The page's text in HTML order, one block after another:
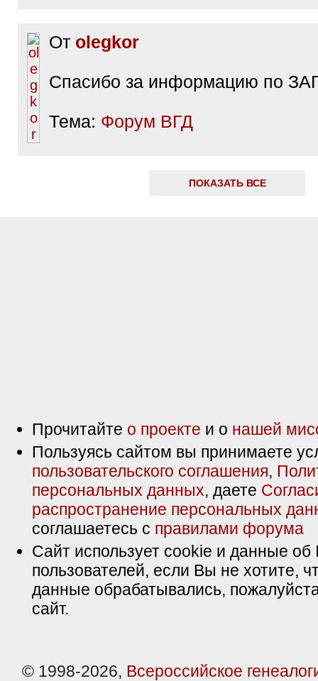
От olegkor
Спасибо за информацию по
Тема: Форум ВГД
ПОКАЗАТЬ ВСЕ
Прочитайте о проекте и о нашей
Пользуясь сайтом вы принимаете
пользовательского соглашения,
персональных данных, даете
распространение персональных
соглашаетесь с правилами форума
Сайт использует cookie и данные об
пользователей, если Вы не хотите,
данные обрабатывались,
сайт.
© 1998-2026, Всероссийское